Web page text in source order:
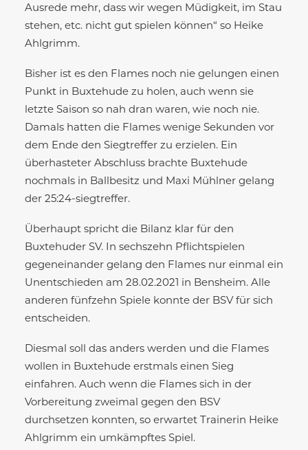
Ausrede mehr, dass wir wegen Müdigkeit, im Stau
stehen, etc. nicht gut spielen können“ so Heike
Ahlgrimm.
Bisher ist es den Flames noch nie gelungen einen
Punkt in Buxtehude zu holen, auch wenn sie
letzte Saison so nah dran waren, wie noch nie.
Damals hatten die Flames wenige Sekunden vor
dem Ende den Siegtreffer zu erzielen. Ein
überhasteter Abschluss brachte Buxtehude
nochmals in Ballbesitz und Maxi Mühlner gelang
der 25:24-siegtreffer.
Überhaupt spricht die Bilanz klar für den
Buxtehuder SV. In sechszehn Pflichtspielen
gegeneinander gelang den Flames nur einmal ein
Unentschieden am 28.02.2021 in Bensheim. Alle
anderen fünfzehn Spiele konnte der BSV für sich
entscheiden.
Diesmal soll das anders werden und die Flames
wollen in Buxtehude erstmals einen Sieg
einfahren. Auch wenn die Flames sich in der
Vorbereitung zweimal gegen den BSV
durchsetzen konnten, so erwartet Trainerin Heike
Ahlgrimm ein umkämpftes Spiel.